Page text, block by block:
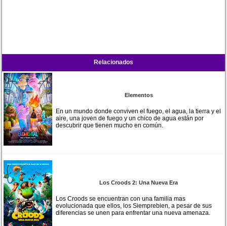
Relacionados
Elementos
En un mundo donde conviven el fuego, el agua, la tierra y el
aire, una joven de fuego y un chico de agua están por
descubrir que tienen mucho en común.
Los Croods 2: Una Nueva Era
Los Croods se encuentran con una familia mas
evolucionada que ellos, los Siemprebien, a pesar de sus
diferencias se unen para enfrentar una nueva amenaza.